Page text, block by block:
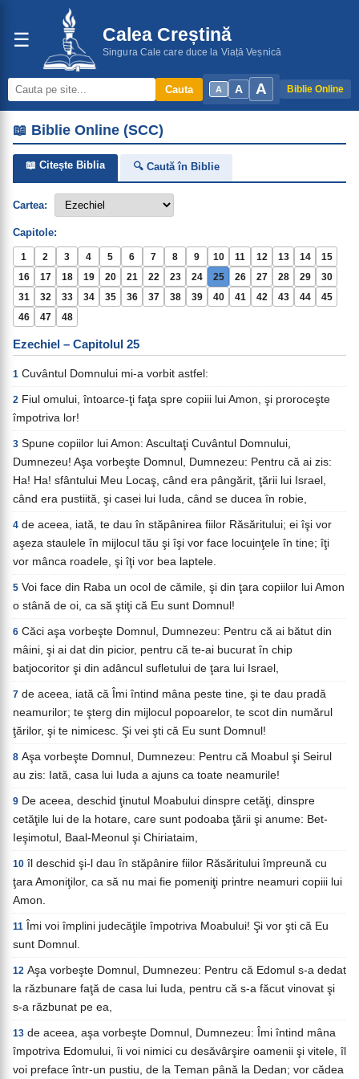
☰ Calea Creștină
Singura Cale care duce la Viață Veșnică
A A A Biblie Online
Cauta
📖 Biblie Online (SCC)
📖 Citește Biblia 🔍 Caută în Biblie
Cartea:
Capitole:
1 2 3 4 5 6 7 8 9 10 11 12 13 14
15
16
17 18 19 20 21 22 23 24 25 26 27 28 29
30
31
32 33 34 35 36 37 38 39 40 41 42 43 44
45
46
47 48
Ezechiel – Capitolul 25
1 Cuvântul Domnului mi-a vorbit astfel:
2 Fiul omului, întoarce-ţi faţa spre copiii lui Amon, şi proroceşte
împotriva lor!
3 Spune copiilor lui Amon: Ascultaţi Cuvântul Domnului,
Dumnezeu! Aşa vorbeşte Domnul, Dumnezeu: Pentru că ai zis:
Ha! Ha! sfântului Meu Locaş, când era pângărit, ţării lui Israel,
când era pustiită, şi casei lui Iuda, când se ducea în robie,
4 de aceea, iată, te dau în stăpânirea fiilor Răsăritului; ei îşi vor
aşeza staulele în mijlocul tău şi îşi vor face locuinţele în tine; îţi
vor mânca roadele, şi îţi vor bea laptele.
5 Voi face din Raba un ocol de cămile, şi din ţara copiilor lui Amon
o stână de oi, ca să ştiţi că Eu sunt Domnul!
6 Căci aşa vorbeşte Domnul, Dumnezeu: Pentru că ai bătut din
mâini, şi ai dat din picior, pentru că te-ai bucurat în chip
batjocoritor şi din adâncul sufletului de ţara lui Israel,
7 de aceea, iată că Îmi întind mâna peste tine, şi te dau pradă
neamurilor; te şterg din mijlocul popoarelor, te scot din numărul
ţărilor, şi te nimicesc. Şi vei şti că Eu sunt Domnul!
8 Aşa vorbeşte Domnul, Dumnezeu: Pentru că Moabul şi Seirul
au zis: Iată, casa lui Iuda a ajuns ca toate neamurile!
9 De aceea, deschid ţinutul Moabului dinspre cetăţi, dinspre
cetăţile lui de la hotare, care sunt podoaba ţării şi anume: Bet-
Ieşimotul, Baal-Meonul şi Chiriataim,
10 îl deschid şi-l dau în stăpânire fiilor Răsăritului împreună cu
ţara Amoniţilor, ca să nu mai fie pomeniţi printre neamuri copiii lui
Amon.
11
Îmi voi împlini judecăţile împotriva Moabului! Şi vor şti că Eu
sunt Domnul.
12 Aşa vorbeşte Domnul, Dumnezeu: Pentru că Edomul s-a dedat
la răzbunare faţă de casa lui Iuda, pentru că s-a făcut vinovat şi
s-a răzbunat pe ea,
13 de aceea, aşa vorbeşte Domnul, Dumnezeu: Îmi întind mâna
împotriva Edomului, îi voi nimici cu desăvârşire oamenii şi vitele, îl
voi preface într-un pustiu, de la Teman până la Dedan; vor cădea